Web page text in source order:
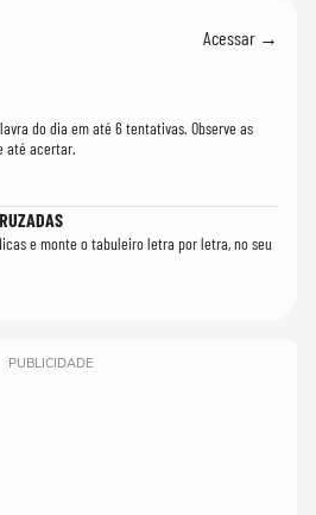
Acessar →
do dia em até 6 tentativas. Observe as
até acertar.
e monte o tabuleiro letra por letra, no seu
PUBLICIDADE